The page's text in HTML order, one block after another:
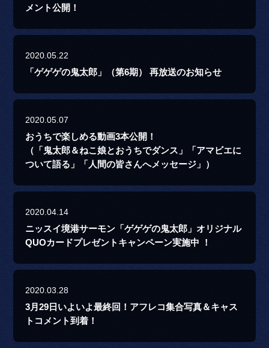
メント公開！
2020.05.22
「ゲゲゲの鬼太郎」（第6期） 再放送のお知らせ
2020.05.07
おうちで楽しめる動画3本公開！
（「鬼太郎＆ねこ娘とおうちでダンス」「アマビエに
ついて語る」「人間の皆さんへメッセージ」）
2020.04.14
ニッスイ境港サーモン「ゲゲゲの鬼太郎」オリジナル
QUOカードプレゼントキャンペーン実施中 ！
2020.03.28
3月29日いよいよ最終回！アフレコ集合写真＆キャス
トコメント到着！